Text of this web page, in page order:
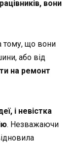
вони
тому, що вони
або від
на ремонт
і невістка
. Незважаючи